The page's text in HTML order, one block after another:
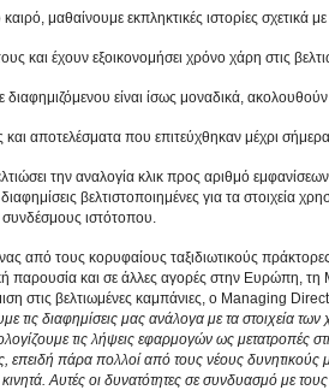
μαθαίνουμε εκπληκτικές ιστορίες σχετικά
και έχουν εξοικονομήσει χρόνο χάρη στις
διαφημιζόμενου είναι ίσως μοναδικά,
και αποτελέσματα που επιτεύχθηκαν μέχρι
την αναλογία κλικ προς αριθμό
βελτιστοποιημένες για τα στοιχεία
ιστότοπου.
από τους κορυφαίους ταξιδιωτικούς
παρουσία και σε άλλες αγορές στην Ευρώπη, τη
στις βελτιωμένες καμπάνιες, ο Managing
τις διαφημίσεις μας ανάλογα με τα στοιχεία
τις λήψεις εφαρμογών ως μετατροπές
επειδή πάρα πολλοί από τους νέους δυνητικούς
Αυτές οι δυνατότητες σε συνδυασμό με